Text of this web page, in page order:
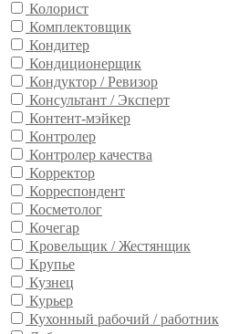
Колорист
Комплектовщик
Кондитер
Кондиционерщик
Кондуктор / Ревизор
Консультант / Эксперт
Контент-мэйкер
Контролер
Контролер качества
Корректор
Корреспондент
Косметолог
Кочегар
Кровельщик / Жестянщик
Крупье
Кузнец
Курьер
Кухонный рабочий / работник